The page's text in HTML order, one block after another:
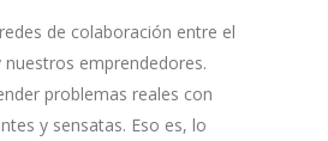
de colaboración entre el
emprendedores.
problemas reales con
y sensatas. Eso es, lo